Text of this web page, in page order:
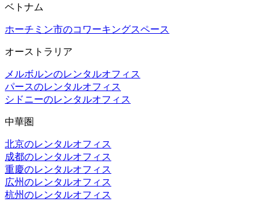
ベトナム
ホーチミン市のコワーキングスペース
オーストラリア
メルボルンのレンタルオフィス
パースのレンタルオフィス
シドニーのレンタルオフィス
中華圏
北京のレンタルオフィス
成都のレンタルオフィス
重慶のレンタルオフィス
広州のレンタルオフィス
杭州のレンタルオフィス